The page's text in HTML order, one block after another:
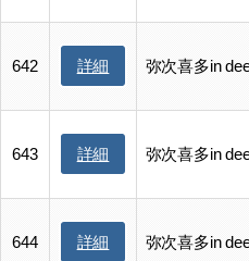
642 詳細 弥次喜多in
643 詳細 弥次喜多in
644 詳細 弥次喜多in